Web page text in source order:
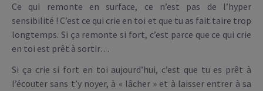
Ce qui remonte en surface, ce n’est pas de l’hyper
sensibilité ! C’est ce qui crie en toi et que tu as fait taire trop
longtemps. Si ça remonte si fort, c’est parce que ce qui crie
en toi est prêt à sortir…
Si ça crie si fort en toi aujourd’hui, c’est que tu es prêt à
l’écouter sans t’y noyer, à « lâcher » et à laisser entrer à sa